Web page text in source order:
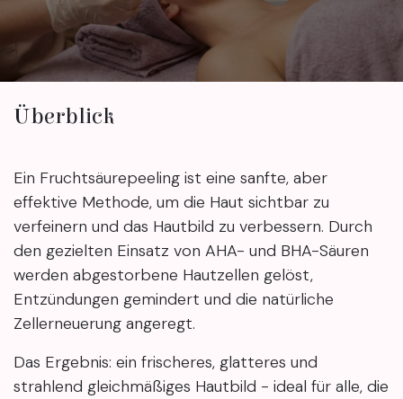
Überblick
Ein Fruchtsäurepeeling ist eine sanfte, aber
effektive Methode, um die Haut sichtbar zu
verfeinern und das Hautbild zu verbessern. Durch
den gezielten Einsatz von AHA- und BHA-Säuren
werden abgestorbene Hautzellen gelöst,
Entzündungen gemindert und die natürliche
Zellerneuerung angeregt.
Das Ergebnis: ein frischeres, glatteres und
strahlend gleichmäßiges Hautbild - ideal für alle, die